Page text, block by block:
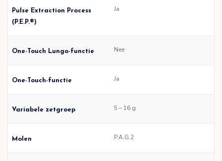
Pulse Extraction Process
(P.E.P.®)
Ja
One-Touch Lungo-functie Nee
One-Touch-functie Ja
Variabele zetgroep 5 – 16 g
Molen P.A.G.2